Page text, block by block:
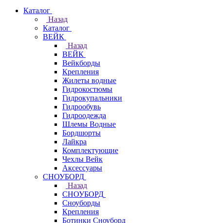
Каталог
Назад
Каталог
ВЕЙК
Назад
ВЕЙК
Вейкборды
Крепления
Жилеты водные
Гидрокостюмы
Гидрокупальники
Гидрообувь
Гидроодежда
Шлемы Водные
Бордшорты
Лайкра
Комплектующие
Чехлы Вейк
Аксессуары
СНОУБОРД
Назад
СНОУБОРД
Сноуборды
Крепления
Ботинки Сноуборд